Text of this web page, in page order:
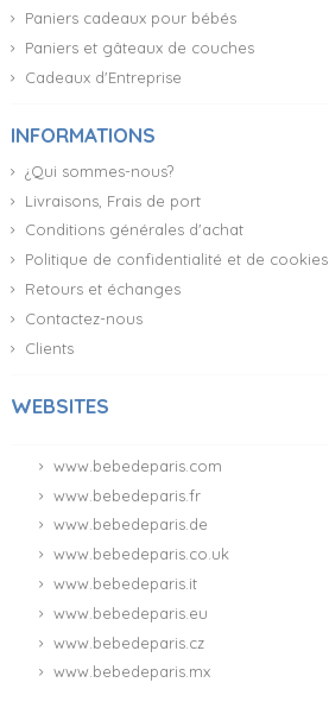
Paniers cadeaux pour bébés
Paniers et gâteaux de couches
Cadeaux d'Entreprise
INFORMATIONS
¿Qui sommes-nous?
Livraisons, Frais de port
Conditions générales d'achat
Politique de confidentialité et de cookies
Retours et échanges
Contactez-nous
Clients
WEBSITES
www.bebedeparis.com
www.bebedeparis.fr
www.bebedeparis.de
www.bebedeparis.co.uk
www.bebedeparis.it
www.bebedeparis.eu
www.bebedeparis.cz
www.bebedeparis.mx